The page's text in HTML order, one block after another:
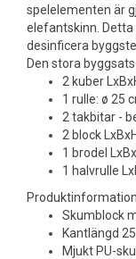
spelelementen är
elefantskinn. Detta
desinficera
Den stora
2 kuber
1 rulle: ø 25
2 takbitar -
2 block
1 brodel
1 halvrulle
Skumblock
Kantlängd
Mjukt PU-